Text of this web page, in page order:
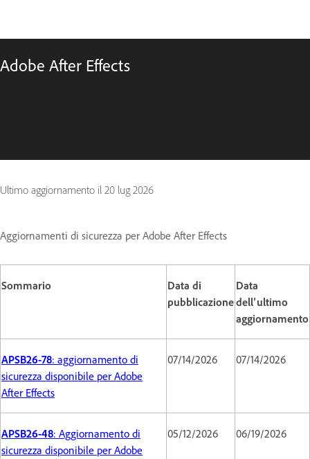
Adobe After Effects
Ultimo aggiornamento il 20 lug 2026
Aggiornamenti di sicurezza per Adobe After Effects
Sommario
Data di
pubblicazione
Data
dell’ultimo
aggiornamento
APSB26-78: aggiornamento di
sicurezza disponibile per Adobe
After Effects
07/14/2026 07/14/2026
APSB26-48: Aggiornamento di
sicurezza disponibile per Adobe
05/12/2026 06/19/2026